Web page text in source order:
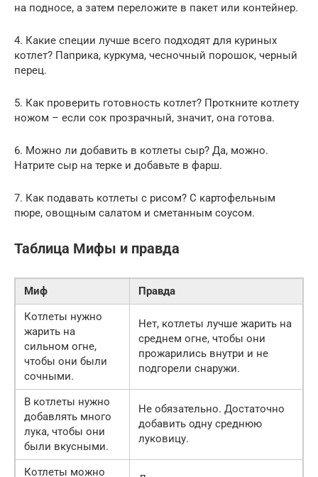
на подносе, а затем переложите в пакет или контейнер.
4. Какие специи лучше всего подходят для куриных
котлет? Паприка, куркума, чесночный порошок, черный
перец.
5. Как проверить готовность котлет? Проткните котлету
ножом – если сок прозрачный, значит, она готова.
6. Можно ли добавить в котлеты сыр? Да, можно.
Натрите сыр на терке и добавьте в фарш.
7. Как подавать котлеты с рисом? С картофельным
пюре, овощным салатом и сметанным соусом.
Таблица Мифы и правда
Миф
Правда
Котлеты нужно
жарить на
сильном огне,
чтобы они были
сочными.
Нет, котлеты лучше жарить на
среднем огне, чтобы они
прожарились внутри и не
подгорели снаружи.
В котлеты нужно
добавлять много
лука, чтобы они
были вкусными.
Не обязательно. Достаточно
добавить одну среднюю
луковицу.
Котлеты можно